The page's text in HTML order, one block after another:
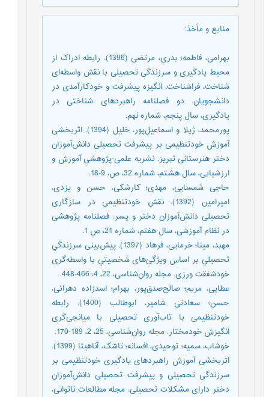
منابع و مأخذ:
بهرامی، فاطمه؛ بدری، مرتضی (1396). رابطه ادراک از
محیط یادگیری و سرزندگی تحصیلی با نقش واسطه‌‌ای
شناخت، فراشناخت، انگیزه پیشرفت و خودکارآمدی در
دانشجویان. دو فصلنامه راهبردهای شناختی در
یادگیری، سال پنجم، شماره نهم.
پورمحمد، ژیلا و اسماعیل‌‌پور، خلیل (1394). اثربخشی
آموزش خودتنظیمی بر پیشرفت تحصیلی دانش‌آموزان
دختر هنرستانی تبریز. نشریه علمی-پژوهشی آموزش و
ارزشیابی، سال هشتم، شماره 32، ص، 9-18.
حاجی شمسایی، مهدی؛ کارشکی، حسن و یزدی،
امیرامین (1392). نقش خودتنظیمی در سازگاری
تحصیلی دانش‌آموزان دختر و پسر. فصلنامه پژوهشی
در نظام آموزشی، سال هفتم، شماره 21، ص 1.
مهبد، مینا؛ خرمایی، فرهاد (1397). پیش‌بینی سرزندگي
تحصيلي بر اساس ویژگی‌های شخصيتي با واسطه‌گری
خودشفقت ورزی. مجله روان‌شناسی، 22، 4، 466-448.
عطایی، مریم؛ صالح‌‌صدق‌‌پور، بهرام؛ اسدزاده دهرائی،
حسن؛ سعادتی شامیر، ابوطالب (1400). رابطه
خودتنظیمی با تاب‌‌آوری تحصیلی با میانجی‌‌گری
انگیزش خودمختار. مجله روان‌شناسی، 25، 2، 189-170.
خوشاب، سمیه؛ توحیدی، افسانه؛ تاشک، آناهیتا (1399).
اثربخشی آموزش راهبردهای یادگیری خودتنظیمی بر
سرزندگی تحصیلی و پیشرفت تحصیلی دانش‌آموزان
دختر دارای مشکلات تحصیلی. مجله مطالعات ناتوانی،